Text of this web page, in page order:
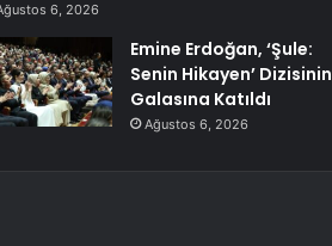
6, 2026
Emine Erdoğan, ‘Şule:
Senin Hikayen’ Dizisinin
Galasına Katıldı
Ağustos 6, 2026